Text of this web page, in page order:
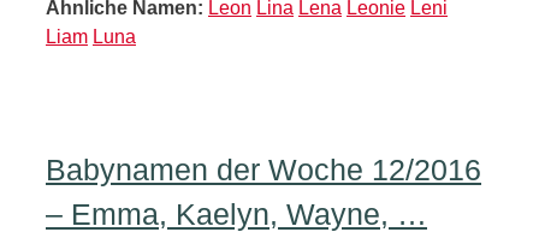
Ähnliche Namen: Leon Lina Lena Leonie Leni
Liam Luna
Babynamen der Woche 12/2016
– Emma, Kaelyn, Wayne, …